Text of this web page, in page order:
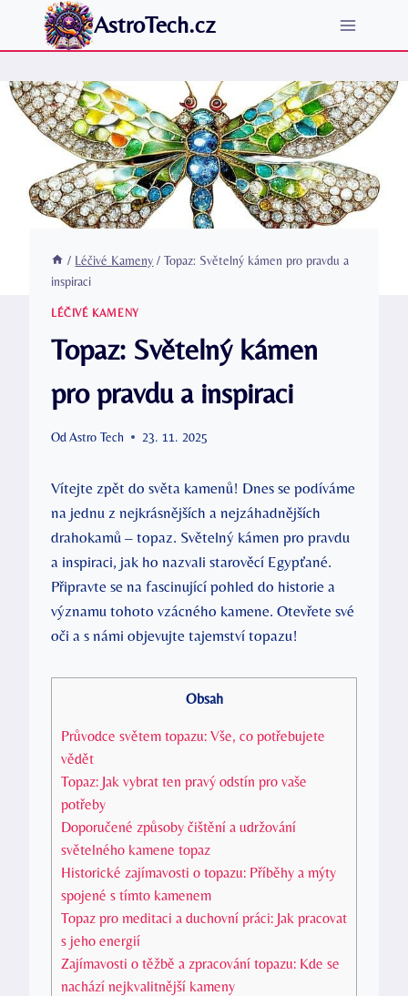
Přeskočit
AstroTech.cz
/ Léčivé Kameny / Topaz: Světelný kámen pro pravdu a
inspiraci
LÉČIVÉ KAMENY
Topaz: Světelný kámen
pro pravdu a inspiraci
Od Astro Tech 23. 11. 2025
Vítejte zpět do světa kamenů! Dnes se podíváme
na jednu z nejkrásnějších a nejzáhadnějších
drahokamů – topaz. Světelný kámen pro pravdu
a inspiraci, jak ho nazvali starověcí Egypťané.
Připravte se na fascinující pohled do historie a
významu tohoto vzácného kamene. Otevřete své
oči a s námi objevujte tajemství topazu!
Obsah
Průvodce světem topazu: Vše, co potřebujete
vědět
Topaz: Jak vybrat ten pravý odstín pro vaše
potřeby
Doporučené způsoby čištění a udržování
světelného kamene topaz
Historické zajímavosti o topazu: Příběhy a mýty
spojené s tímto kamenem
Topaz pro meditaci a duchovní práci: Jak pracovat
s jeho energií
Zajímavosti o těžbě a zpracování topazu: Kde se
nachází nejkvalitnější kameny